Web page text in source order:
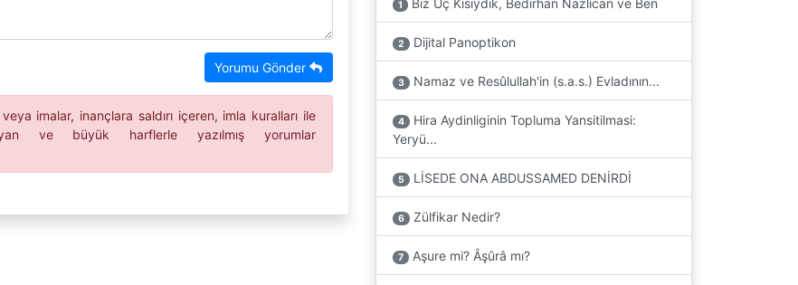
Yorumu Gönder
imalar, inançlara saldırı içeren, imla kuralları ile
ve büyük harflerle yazılmış yorumlar
1
2 Dijital Panoptikon
3 Namaz ve Resûlullah'in (s.a.s.) Evladının...
4
Hira Aydinliginin Topluma Yansitilmasi:
Yeryü...
5 LİSEDE ONA ABDUSSAMED DENİRDİ
6 Zülfikar Nedir?
7 Aşure mi? Âşûrâ mı?